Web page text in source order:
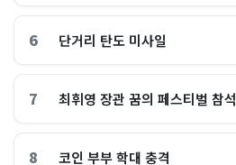
6 단거리 탄도 미사일
7 최휘영 장관 꿈의 페스티벌 참석
8 코인 부부 학대 충격